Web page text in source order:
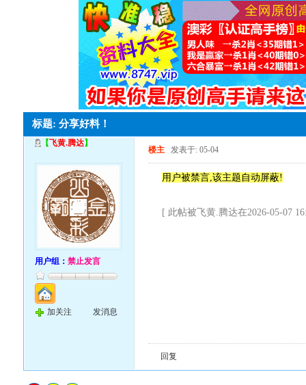
标题: 分享好料！
【飞黄.腾达】
用户组：禁止发言
加关注 发消息
楼主 发表于: 05-04
用户被禁言,该主题自动屏蔽!
[ 此帖被飞黄.腾达在2026-05-07
回复